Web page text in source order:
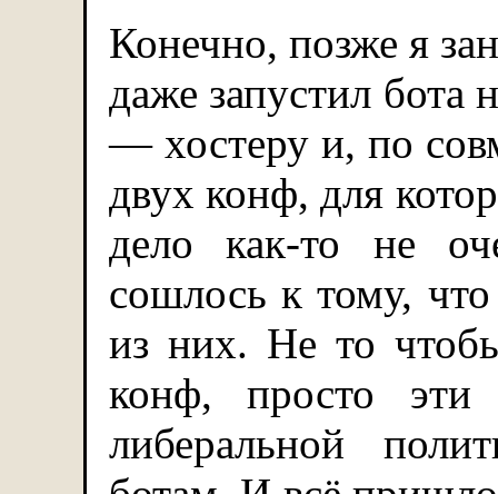
Конечно, позже я
даже запустил
— хостеру и, по
двух конф, для
дело как-то не
сошлось к тому,
из них. Не то
конф, просто
либеральной